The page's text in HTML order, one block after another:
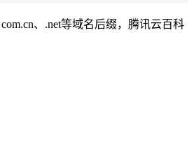
、.net等域名后缀，腾讯云百科